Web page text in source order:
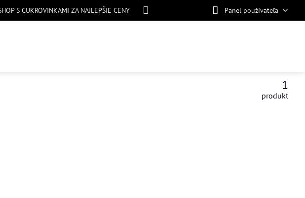
S CUKROVINKAMI ZA NAJLEPŠIE CENY Panel používateľa
1
produkt